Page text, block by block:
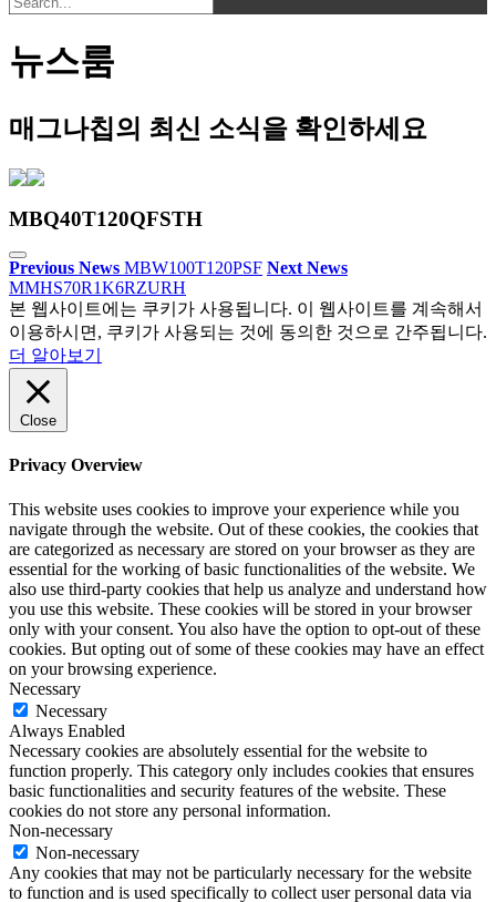
뉴스룸
매그나칩의 최신 소식을 확인하세요
MBQ40T120QFSTH
Previous News MBW100T120PSF Next News
MMHS70R1K6RZURH
본 웹사이트에는 쿠키가 사용됩니다. 이 웹사이트를 계속해서
이용하시면, 쿠키가 사용되는 것에 동의한 것으로 간주됩니다.
더 알아보기
Close
Privacy Overview
This website uses cookies to improve your experience while you
navigate through the website. Out of these cookies, the cookies that
are categorized as necessary are stored on your browser as they are
essential for the working of basic functionalities of the website. We
also use third-party cookies that help us analyze and understand how
you use this website. These cookies will be stored in your browser
only with your consent. You also have the option to opt-out of these
cookies. But opting out of some of these cookies may have an effect
on your browsing experience.
Necessary
Necessary
Always Enabled
Necessary cookies are absolutely essential for the website to
function properly. This category only includes cookies that ensures
basic functionalities and security features of the website. These
cookies do not store any personal information.
Non-necessary
Non-necessary
Any cookies that may not be particularly necessary for the website
to function and is used specifically to collect user personal data via